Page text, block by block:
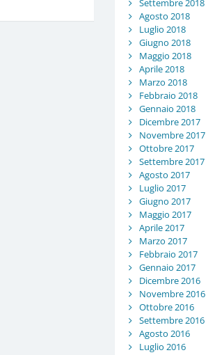
Settembre 2018
Agosto 2018
Luglio 2018
Giugno 2018
Maggio 2018
Aprile 2018
Marzo 2018
Febbraio 2018
Gennaio 2018
Dicembre 2017
Novembre 2017
Ottobre 2017
Settembre 2017
Agosto 2017
Luglio 2017
Giugno 2017
Maggio 2017
Aprile 2017
Marzo 2017
Febbraio 2017
Gennaio 2017
Dicembre 2016
Novembre 2016
Ottobre 2016
Settembre 2016
Agosto 2016
Luglio 2016